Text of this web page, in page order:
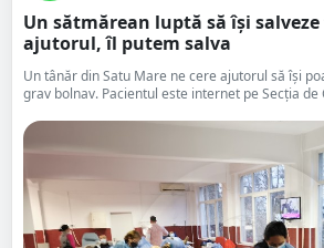
Un sătmărean luptă să își
ajutorul, îl putem salva
Un tânăr din Satu Mare ne cere ajutorul să își
grav bolnav. Pacientul este internet pe Secția de